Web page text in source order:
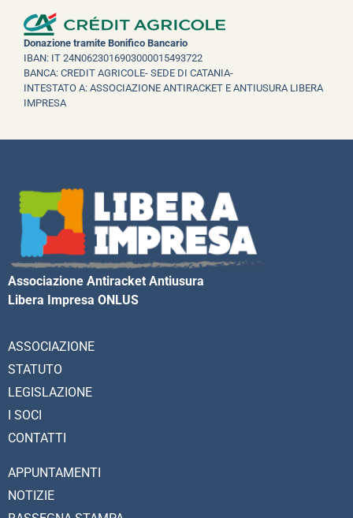
Donazione tramite Bonifico Bancario
IBAN: IT 24N0623016903000015493722
BANCA: CREDIT AGRICOLE- SEDE DI CATANIA-
INTESTATO A: ASSOCIAZIONE ANTIRACKET E ANTIUSURA LIBERA
IMPRESA
Associazione Antiracket Antiusura
Libera Impresa ONLUS
ASSOCIAZIONE
STATUTO
LEGISLAZIONE
I SOCI
CONTATTI
APPUNTAMENTI
NOTIZIE